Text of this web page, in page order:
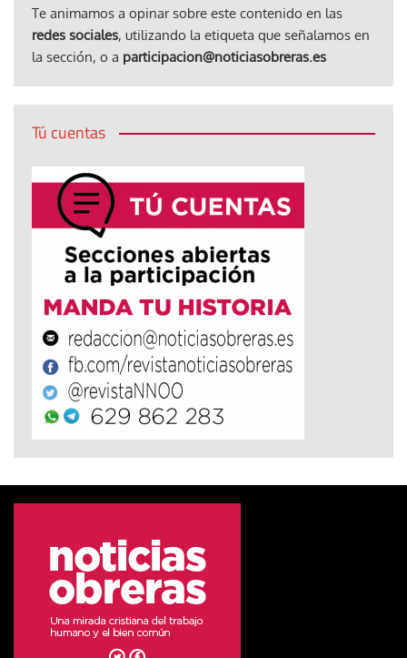
Te animamos a opinar sobre este contenido en las
redes sociales, utilizando la etiqueta que señalamos en
la sección, o a participacion@noticiasobreras.es
Tú cuentas